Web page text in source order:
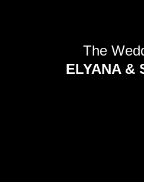
The
ELYANA &